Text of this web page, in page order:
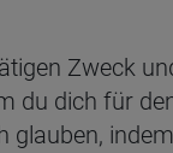
Zweck
du dich für